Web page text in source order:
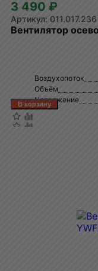
3 490 ₽
011.017.236
Вентилятор
Воздухопоток
Объём
Напряжение